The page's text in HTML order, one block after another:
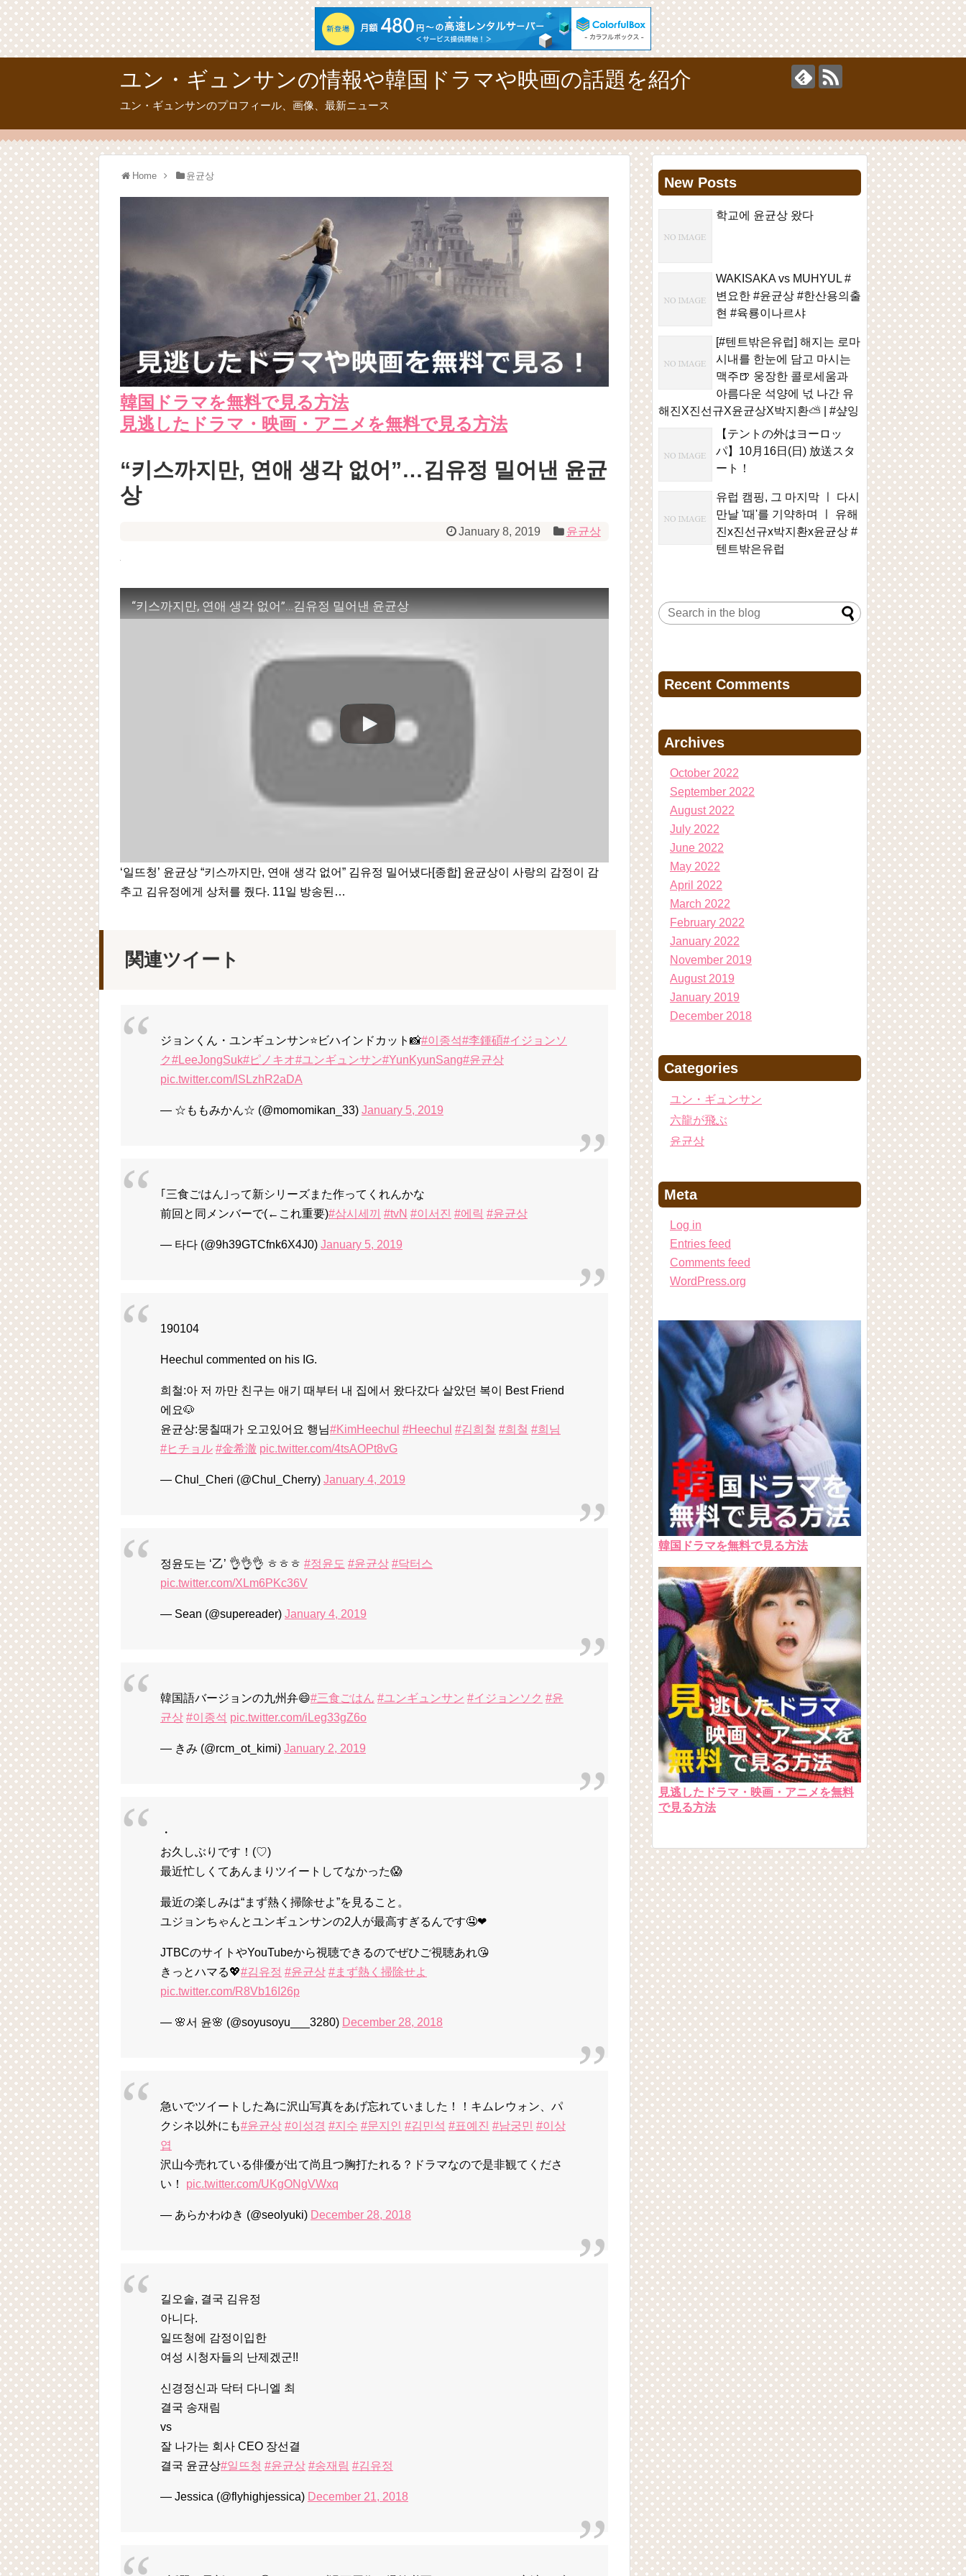
ユン・ギュンサンの情報や韓国ドラマや映画の話題を紹介
ユン・ギュンサンのプロフィール、画像、最新ニュース
Home 윤균상
韓国ドラマを無料で見る方法
見逃したドラマ・映画・アニメを無料で見る方法
“키스까지만, 연애 생각 없어”…김유정 밀어낸 윤균
상
January 8, 2019 윤균상
“키스까지만, 연애 생각 없어”…김유정 밀어낸 윤균상
‘일뜨청’ 윤균상 “키스까지만, 연애 생각 없어” 김유정 밀어냈다[종합] 윤균상이 사랑의 감정이 감
추고 김유정에게 상처를 줬다. 11일 방송된…
関連ツイート
ジョンくん・ユンギュンサン⭐️ビハインドカット📸#이종석#李鍾碩#イジョンソ
ク#LeeJongSuk#ピノキオ#ユンギュンサン#YunKyunSang#윤균상
pic.twitter.com/lSLzhR2aDA
— ☆ももみかん☆ (@momomikan_33) January 5, 2019
｢三食ごはん｣って新シリーズまた作ってくれんかな
前回と同メンバーで(←これ重要)#삼시세끼 #tvN #이서진 #에릭 #윤균상
— 타다 (@9h39GTCfnk6X4J0) January 5, 2019
190104
Heechul commented on his IG.
희철:아 저 까만 친구는 애기 때부터 내 집에서 왔다갔다 살았던 복이 Best Friend
에요🐶
윤균상:뭉칠때가 오고있어요 행님#KimHeechul #Heechul #김희철 #희철 #희님
#ヒチョル #金希澈 pic.twitter.com/4tsAOPt8vG
— Chul_Cheri (@Chul_Cherry) January 4, 2019
정윤도는 ‘乙’ 👌👌👌 ㅎㅎㅎ #정윤도 #윤균상 #닥터스
pic.twitter.com/XLm6PKc36V
— Sean (@supereader) January 4, 2019
韓国語バージョンの九州弁😄#三食ごはん #ユンギュンサン #イジョンソク #윤
균상 #이종석 pic.twitter.com/iLeg33gZ6o
— きみ (@rcm_ot_kimi) January 2, 2019
・
お久しぶりです！(♡)
最近忙しくてあんまりツイートしてなかった😱
最近の楽しみは“まず熱く掃除せよ”を見ること。
ユジョンちゃんとユンギュンサンの2人が最高すぎるんです🤤❤︎
JTBCのサイトやYouTubeから視聴できるのでぜひご視聴あれ😘
きっとハマる💖#김유정 #윤균상 #まず熱く掃除せよ
pic.twitter.com/R8Vb16I26p
— 🌸서 윤🌸 (@soyusoyu___3280) December 28, 2018
急いでツイートした為に沢山写真をあげ忘れていました！！キムレウォン、パ
クシネ以外にも#윤균상 #이성경 #지수 #문지인 #김민석 #표예진 #남궁민 #이상
엽
沢山今売れている俳優が出て尚且つ胸打たれる？ドラマなので是非観てくださ
い！ pic.twitter.com/UKgONgVWxq
— あらかわゆき (@seolyuki) December 28, 2018
길오솔, 결국 김유정
아니다.
일뜨청에 감정이입한
여성 시청자들의 난제겠군!!
신경정신과 닥터 다니엘 최
결국 송재림
vs
잘 나가는 회사 CEO 장선결
결국 윤균상#일뜨청 #윤균상 #송재림 #김유정
— Jessica (@flyhighjessica) December 21, 2018
New Posts
학교에 윤균상 왔다
WAKISAKA vs MUHYUL #
변요한 #윤균상 #한산용의출
현 #육룡이나르샤
[#텐트밖은유럽] 해지는 로마
시내를 한눈에 담고 마시는
맥주🍺 웅장한 콜로세움과
아름다운 석양에 넋 나간 유
해진X진선규X윤균상X박지환⛅ | #샾잉
【テントの外はヨーロッ
パ】10月16日(日) 放送スタ
ート！
유럽 캠핑, 그 마지막 ㅣ 다시
만날 '때'를 기약하며 ㅣ 유해
진x진선규x박지환x윤균상 #
텐트밖은유럽
Recent Comments
Archives
October 2022
September 2022
August 2022
July 2022
June 2022
May 2022
April 2022
March 2022
February 2022
January 2022
November 2019
August 2019
January 2019
December 2018
Categories
ユン・ギュンサン
六龍が飛ぶ
윤균상
Meta
Log in
Entries feed
Comments feed
WordPress.org
韓国ドラマを無料で見る方法
見逃したドラマ・映画・アニメを無料
で見る方法